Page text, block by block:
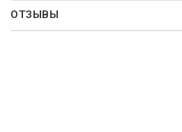
ОТЗЫВЫ